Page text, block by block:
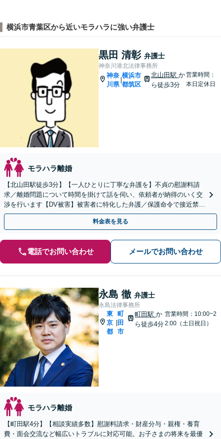
横浜市青葉区から近いモラハラに強い弁護士
黒田 清彰 弁護士
神奈川港北法律事務所
神奈
川県
横浜市
都筑区
北山田駅か
ら徒歩3分
営業時間：
本日定休日
モラハラ離婚
【北山田駅徒歩3分】【一人ひとりに丁寧な弁護を】不貞の慰謝料請
求／離婚問題について時間を掛けて話を伺い、依頼者が納得のいく交
渉を行います【DV被害】被害者に特化した弁護／保護命令で接近禁止
措置【初回相談30分無料】
料金表を見る
電話でお問い合わせ メールでお問い合わせ
永島 徹 弁護士
永島法律事務所
東
京
都
町
田
市
町田駅か
ら徒歩4分
営業時間：10:00~2
2:00（土日祝日）
モラハラ離婚
【町田駅4分】【相談実績多数】慰謝料請求・財産分与・親権・養育
費・面会交流など幅広いトラブルに対応可能。お子さまの将来を最優